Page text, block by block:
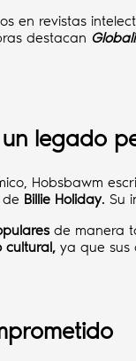
en revistas
destacan
legado
Hobsbawm
Billie Holiday. Su
de manera
cultural, ya que sus